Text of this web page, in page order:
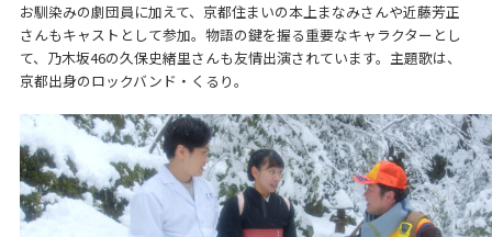
お馴染みの劇団員に加えて、京都住まいの本上まなみさんや近藤芳正
さんもキャストとして参加。物語の鍵を握る重要なキャラクターとし
て、乃木坂46の久保史緒里さんも友情出演されています。主題歌は、
京都出身のロックバンド・くるり。